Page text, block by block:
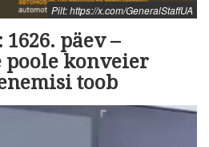
Pilt: https://x.com/GeneralStaffUA
päev –
konveier
toob